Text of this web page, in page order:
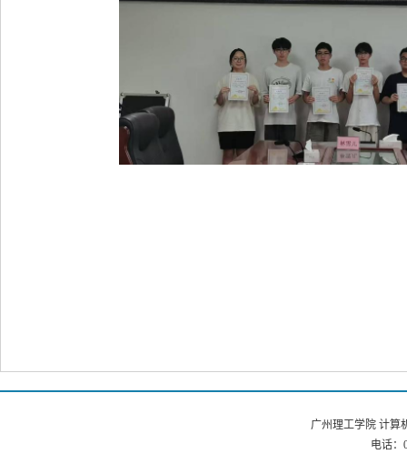
广州理工学院 计算
电话：